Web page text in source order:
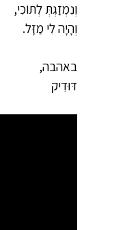
וְנִמְזַגְתְּ לְתוֹכִי,
וְהָיָה לִי מַזָּל.
באהבה,
דּוּדִיק